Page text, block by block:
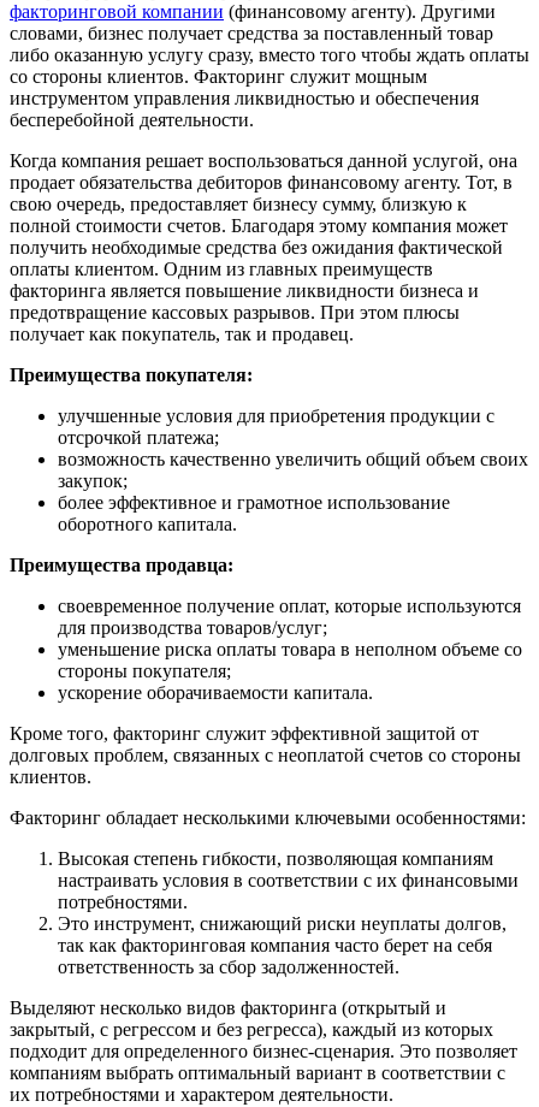
факторинговой компании (финансовому агенту). Другими
словами, бизнес получает средства за поставленный товар
либо оказанную услугу сразу, вместо того чтобы ждать оплаты
со стороны клиентов. Факторинг служит мощным
инструментом управления ликвидностью и обеспечения
бесперебойной деятельности.
Когда компания решает воспользоваться данной услугой, она
продает обязательства дебиторов финансовому агенту. Тот, в
свою очередь, предоставляет бизнесу сумму, близкую к
полной стоимости счетов. Благодаря этому компания может
получить необходимые средства без ожидания фактической
оплаты клиентом. Одним из главных преимуществ
факторинга является повышение ликвидности бизнеса и
предотвращение кассовых разрывов. При этом плюсы
получает как покупатель, так и продавец.
Преимущества покупателя:
улучшенные условия для приобретения продукции с
отсрочкой платежа;
возможность качественно увеличить общий объем своих
закупок;
более эффективное и грамотное использование
оборотного капитала.
Преимущества продавца:
своевременное получение оплат, которые используются
для производства товаров/услуг;
уменьшение риска оплаты товара в неполном объеме со
стороны покупателя;
ускорение оборачиваемости капитала.
Кроме того, факторинг служит эффективной защитой от
долговых проблем, связанных с неоплатой счетов со стороны
клиентов.
Факторинг обладает несколькими ключевыми особенностями:
Высокая степень гибкости, позволяющая компаниям
настраивать условия в соответствии с их финансовыми
потребностями.
Это инструмент, снижающий риски неуплаты долгов,
так как факторинговая компания часто берет на себя
ответственность за сбор задолженностей.
Выделяют несколько видов факторинга (открытый и
закрытый, с регрессом и без регресса), каждый из которых
подходит для определенного бизнес-сценария. Это позволяет
компаниям выбрать оптимальный вариант в соответствии с
их потребностями и характером деятельности.